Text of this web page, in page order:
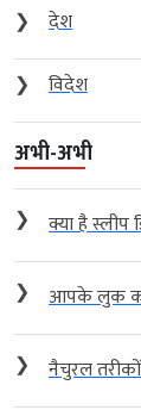
❯
देश
❯
विदेश
अभी-अभी
❯ क्या है
❯ आपके लुक
❯ नैचुरल